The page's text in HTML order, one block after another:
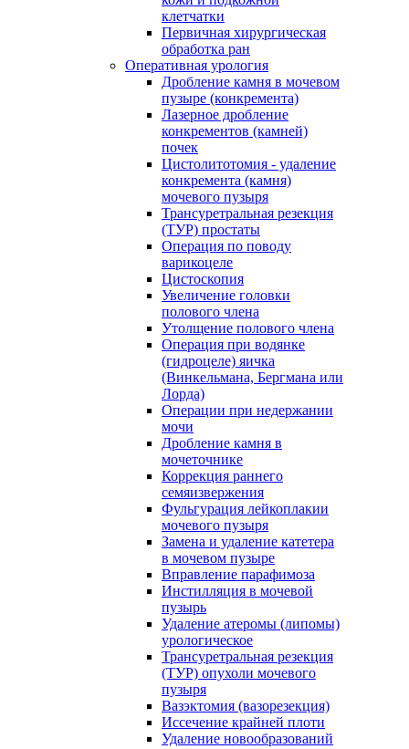
клетчатки
Первичная хирургическая
обработка ран
Оперативная урология
Дробление камня в мочевом
пузыре (конкремента)
Лазерное дробление
конкрементов (камней)
почек
Цистолитотомия - удаление
конкремента (камня)
мочевого пузыря
Трансуретральная резекция
(ТУР) простаты
Операция по поводу
варикоцеле
Цистоскопия
Увеличение головки
полового члена
Утолщение полового члена
Операция при водянке
(гидроцеле) яичка
(Винкельмана, Бергмана или
Лорда)
Операции при недержании
мочи
Дробление камня в
мочеточнике
Коррекция раннего
семяизвержения
Фульгурация лейкоплакии
мочевого пузыря
Замена и удаление катетера
в мочевом пузыре
Вправление парафимоза
Инстилляция в мочевой
пузырь
Удаление атеромы (липомы)
урологическое
Трансуретральная резекция
(ТУР) опухоли мочевого
пузыря
Вазэктомия (вазорезекция)
Иссечение крайней плоти
Удаление новообразований